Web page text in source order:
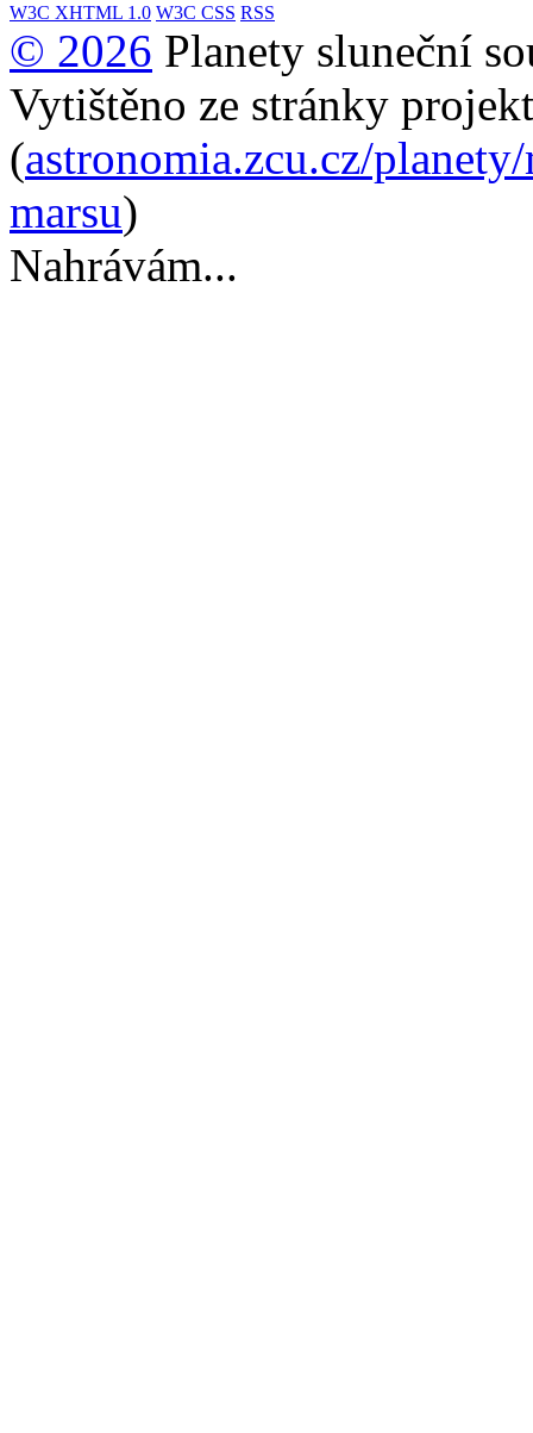
W3C XHTML 1.0 W3C CSS RSS
© 2026 Planety sluneční
Vytištěno ze stránky
(astronomia.zcu.cz/
marsu)
Nahrávám...